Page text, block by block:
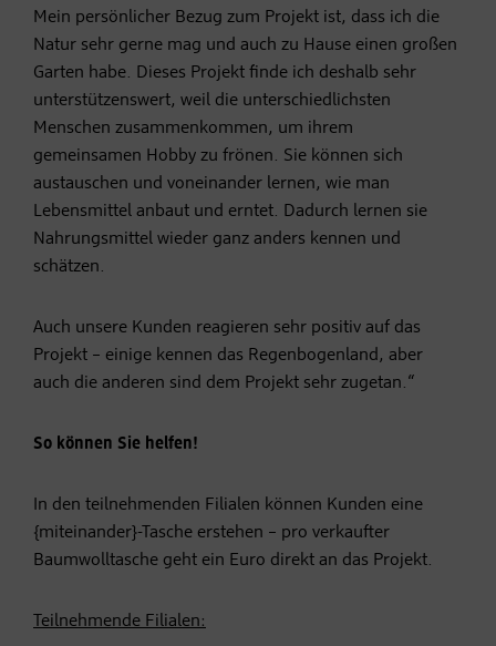
Mein persönlicher Bezug zum Projekt ist, dass ich die
Natur sehr gerne mag und auch zu Hause einen großen
Garten habe. Dieses Projekt finde ich deshalb sehr
unterstützenswert, weil die unterschiedlichsten
Menschen zusammenkommen, um ihrem
gemeinsamen Hobby zu frönen. Sie können sich
austauschen und voneinander lernen, wie man
Lebensmittel anbaut und erntet. Dadurch lernen sie
Nahrungsmittel wieder ganz anders kennen und
schätzen.
Auch unsere Kunden reagieren sehr positiv auf das
Projekt – einige kennen das Regenbogenland, aber
auch die anderen sind dem Projekt sehr zugetan.“
So können Sie helfen!
In den teilnehmenden Filialen können Kunden eine
{miteinander}-Tasche erstehen – pro verkaufter
Baumwolltasche geht ein Euro direkt an das Projekt.
Teilnehmende Filialen: